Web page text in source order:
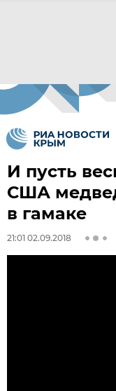
И пусть
США
в гамаке
21:01 02.09.2018